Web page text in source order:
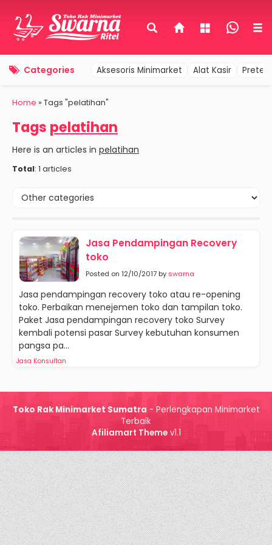
Categories Aksesoris Minimarket Alat Kasir
Home » Tags "pelatihan"
Tags pelatihan
Here is an articles in pelatihan
Total: 1 articles
Jasa Pendampingan Recovery
toko
Posted on 12/10/2017 by swarna
Jasa pendampingan recovery toko atau re-opening
toko. Perbaikan menejemen toko dan tampilan toko.
Paket Jasa pendampingan recovery toko Survey
kembali potensi pasar Survey kebutuhan konsumen
pangsa pa...
Jasa Konsultan
Toko Rak Minimarket Sumatra - Perlengkapan Minimarket
Terbaik
Afiliamart Themev1.1